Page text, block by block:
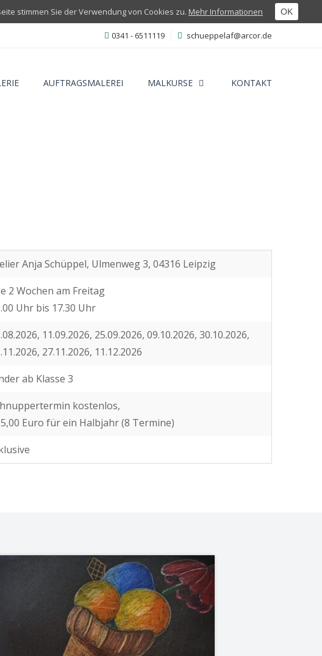
0341 - 6511119 schueppelaf@arcor.de
AUFTRAGSMALEREI MALKURSE KONTAKT
Anja Schüppel, Ulmenweg 3, 04316 Leipzig
2 Wochen am Freitag
Uhr bis 17.30 Uhr
11.09.2026, 25.09.2026, 09.10.2026, 30.10.2026,
27.11.2026, 11.12.2026
ab Klasse 3
kostenlos,
Euro für ein Halbjahr (8 Termine)
stimmen Sie der Verwendung von Cookies zu. Mehr Informationen OK